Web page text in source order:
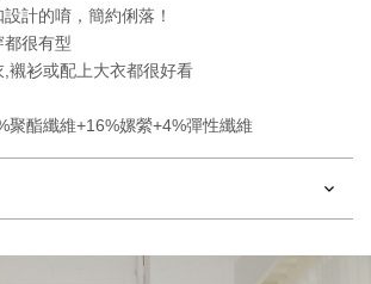
設計的唷，簡約俐落！
很有型
襯衫或配上大衣都很好看
聚酯纖維+16%嫘縈+4%彈性纖維